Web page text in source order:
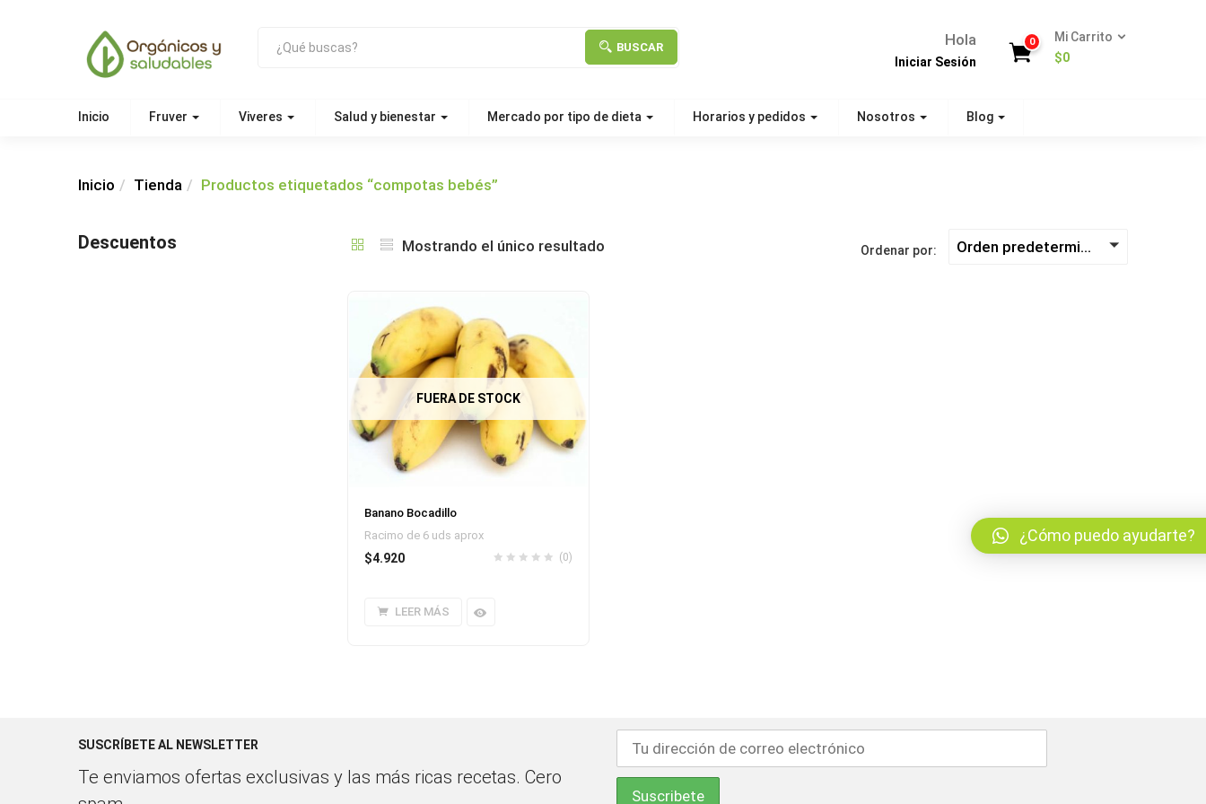
BUSCAR Hola
Iniciar Sesión
0
Mi Carrito
$0
Inicio Fruver Viveres Salud y bienestar Mercado por tipo de dieta Horarios y pedidos Nosotros Blog
Inicio Tienda Productos etiquetados “compotas bebés”
Mostrando el único resultado Ordenar por: Orden predeterminado
FUERA DE STOCK
Banano Bocadillo
Racimo de 6 uds aprox
(0)
$4.920
LEER MÁS
Descuentos
SUSCRÍBETE AL NEWSLETTER
Te enviamos ofertas exclusivas y las más ricas recetas. Cero
¿Cómo puedo ayudarte?